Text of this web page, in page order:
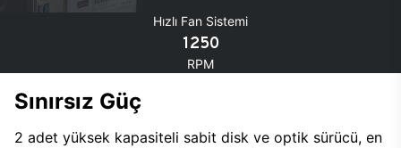
Hızlı Fan Sistemi
1250
RPM
Sınırsız Güç
2 adet yüksek kapasiteli sabit disk ve optik sürücü, en